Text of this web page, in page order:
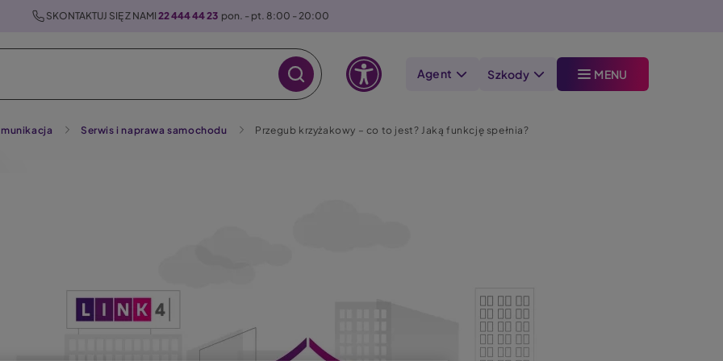
SKONTAKTUJ SIĘ Z NAMI 22 444 44 23 pon. - pt. 8:00 - 20:00
Agent Szkody MENU
Serwis i naprawa samochodu Przegub krzyżakowy – co to jest? Jaką funkcję spełnia?